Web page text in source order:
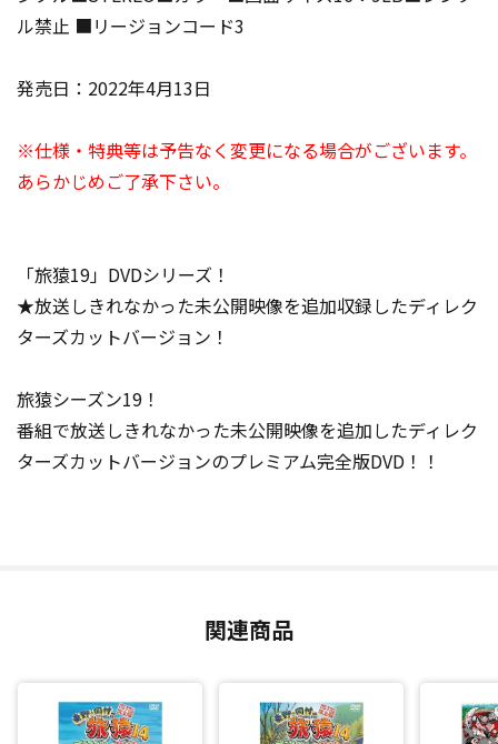
ル禁止 ■リージョンコード3
発売日：2022年4月13日
※仕様・特典等は予告なく変更になる場合がございます。
あらかじめご了承下さい。
「旅猿19」DVDシリーズ！
★放送しきれなかった未公開映像を追加収録したディレク
ターズカットバージョン！
旅猿シーズン19！
番組で放送しきれなかった未公開映像を追加したディレク
ターズカットバージョンのプレミアム完全版DVD！！
関連商品